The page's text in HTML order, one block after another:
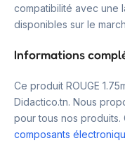
compatibilité avec une
disponibles sur le
Informations
Ce produit ROUGE
Didactico.tn. Nous
pour tous nos produits.
composants